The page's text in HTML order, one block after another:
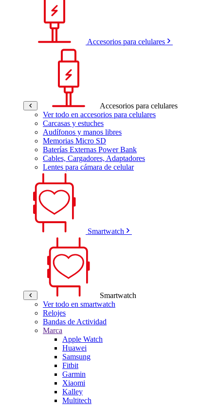
Accesorios para celulares
Accesorios para celulares
Ver todo en accesorios para celulares
Carcasas y estuches
Audífonos y manos libres
Memorias Micro SD
Baterías Externas Power Bank
Cables, Cargadores, Adaptadores
Lentes para cámara de celular
Smartwatch
Smartwatch
Ver todo en smartwatch
Relojes
Bandas de Actividad
Marca
Apple Watch
Huawei
Samsung
Fitbit
Garmin
Xiaomi
Kalley
Multitech